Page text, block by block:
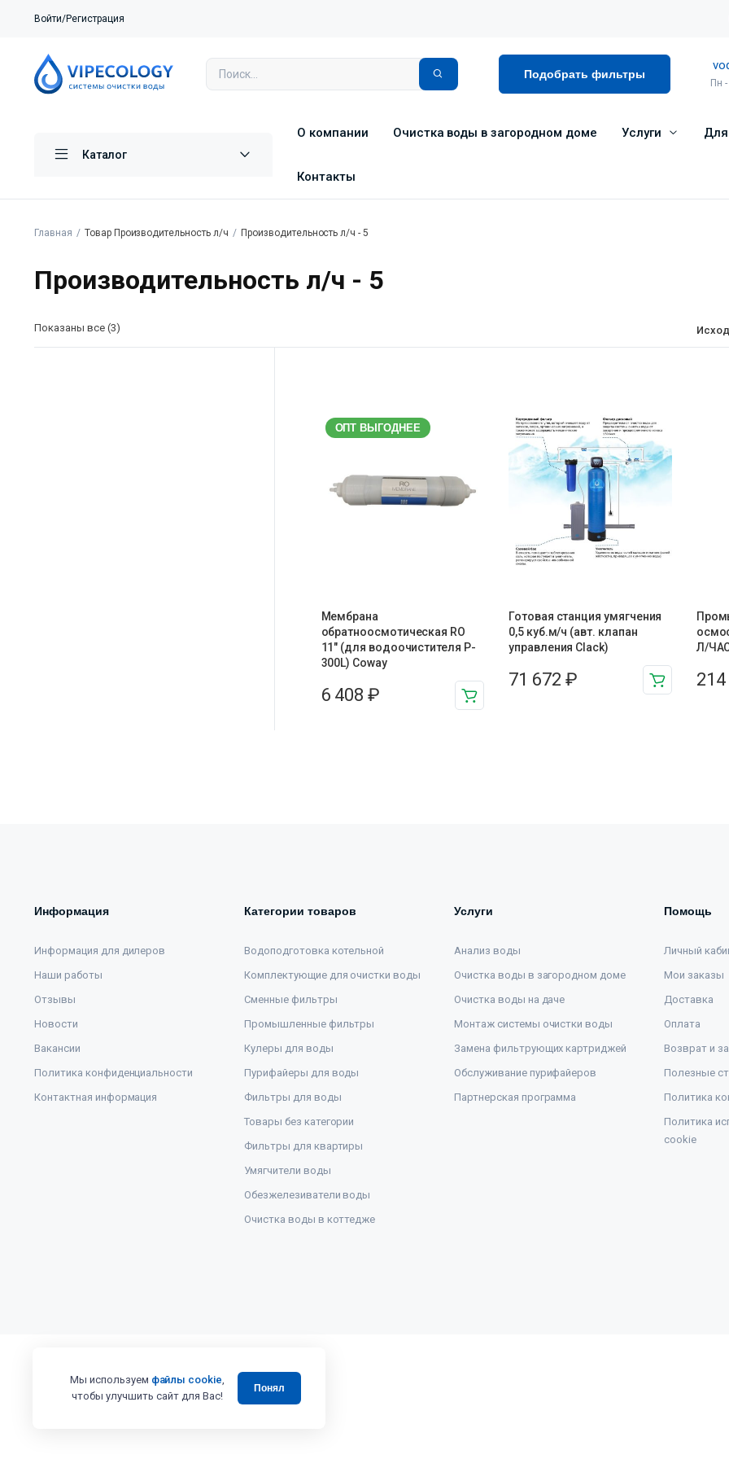
Войти/Регистрация
Подобрать фильтры
Пн
Каталог
О компании Очистка воды в загородном доме Услуги Для
Контакты
Главная Товар Производительность л/ч Производительность л/ч - 5
Производительность л/ч - 5
Показаны все (3)
ОПТ ВЫГОДНЕЕ
Мембрана
обратноосмотическая RO
11″ (для водоочистителя P-
300L) Coway
6 408₽
Готовая станция умягчения
0,5 куб.м/ч (авт. клапан
управления Clack)
71 672 ₽
Л/
Информация
Информация для дилеров
Наши работы
Отзывы
Новости
Вакансии
Политика конфиденциальности
Контактная информация
Категории товаров
Водоподготовка котельной
Комплектующие для очистки воды
Сменные фильтры
Промышленные фильтры
Кулеры для воды
Пурифайеры для воды
Фильтры для воды
Товары без категории
Фильтры для квартиры
Умягчители воды
Обезжелезиватели воды
Очистка воды в коттедже
Услуги
Анализ воды
Очистка воды в загородном доме
Очистка воды на даче
Монтаж системы очистки воды
Замена фильтрующих картриджей
Обслуживание пурифайеров
Партнерская программа
Помощь
Личный
Мои заказы
Доставка
Оплата
Возврат и
Полезные
Политика
Политика
cookie
Мы используем файлы cookie,
чтобы улучшить сайт для Вас!
Понял